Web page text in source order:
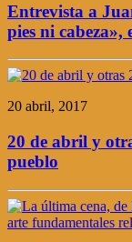
Entrevista a
pies ni
20 abril, 2017
20 de abril y
pueblo